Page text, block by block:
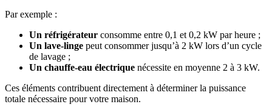
Par exemple :
Un réfrigérateur consomme entre 0,1 et 0,2 kW par heure ;
Un lave-linge peut consommer jusqu’à 2 kW lors d’un cycle
de lavage ;
Un chauffe-eau électrique nécessite en moyenne 2 à 3 kW.
Ces éléments contribuent directement à déterminer la puissance
totale nécessaire pour votre maison.